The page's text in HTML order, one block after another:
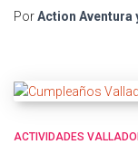
PorAction Aventura
ACTIVIDADES